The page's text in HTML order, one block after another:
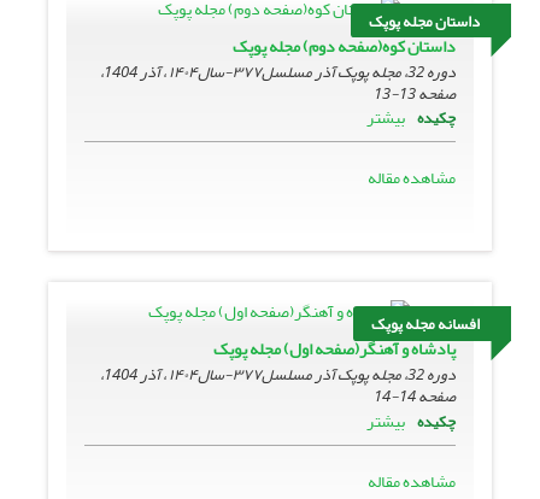
داستان مجله پوپک
داستان کوه(صفحه دوم) مجله پوپک
دوره 32، مجله پوپک آذر مسلسل۳۷۷-سال۱۴۰۴ ، آذر 1404،
صفحه13-13
چکیده بیشتر
مشاهده مقاله
افسانه مجله پوپک
پادشاه و آهنگر(صفحه اول) مجله پوپک
دوره 32، مجله پوپک آذر مسلسل۳۷۷-سال۱۴۰۴ ، آذر 1404،
صفحه14-14
چکیده بیشتر
مشاهده مقاله